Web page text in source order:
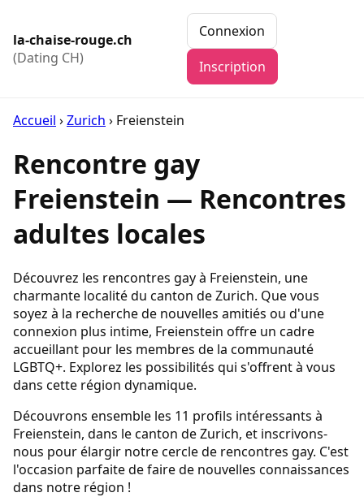
la-chaise-rouge.ch
(Dating CH)
Connexion
Inscription
Accueil ›Zurich › Freienstein
Rencontre gay
Freienstein — Rencontres
adultes locales
Découvrez les rencontres gay à Freienstein, une
charmante localité du canton de Zurich. Que vous
soyez à la recherche de nouvelles amitiés ou d'une
connexion plus intime, Freienstein offre un cadre
accueillant pour les membres de la communauté
LGBTQ+. Explorez les possibilités qui s'offrent à vous
dans cette région dynamique.
Découvrons ensemble les 11 profils intéressants à
Freienstein, dans le canton de Zurich, et inscrivons-
nous pour élargir notre cercle de rencontres gay. C'est
l'occasion parfaite de faire de nouvelles connaissances
dans notre région !